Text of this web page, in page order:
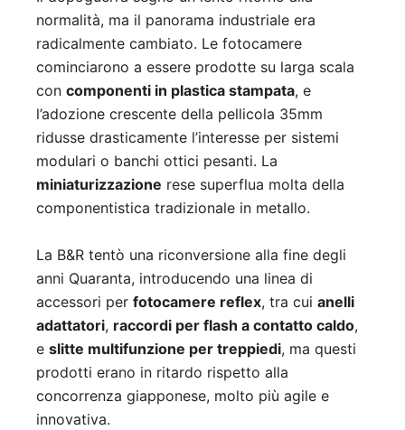
normalità, ma il panorama industriale era
radicalmente cambiato. Le fotocamere
cominciarono a essere prodotte su larga scala
con componenti in plastica stampata, e
l’adozione crescente della pellicola 35mm
ridusse drasticamente l’interesse per sistemi
modulari o banchi ottici pesanti. La
miniaturizzazione rese superflua molta della
componentistica tradizionale in metallo.
La B&R tentò una riconversione alla fine degli
anni Quaranta, introducendo una linea di
accessori per fotocamere reflex, tra cui anelli
adattatori, raccordi per flash a contatto caldo,
e slitte multifunzione per treppiedi, ma questi
prodotti erano in ritardo rispetto alla
concorrenza giapponese, molto più agile e
innovativa.